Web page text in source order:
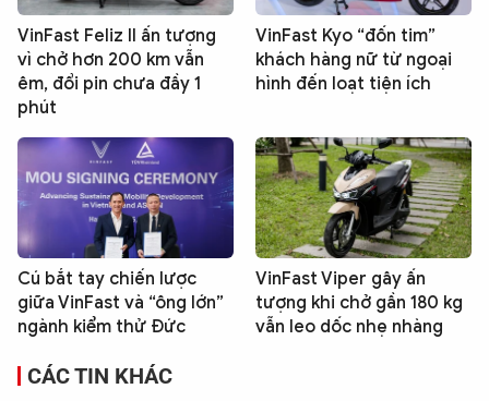
VinFast Feliz II ấn tượng
vì chở hơn 200 km vẫn
êm, đổi pin chưa đầy 1
phút
VinFast Kyo “đốn tim”
khách hàng nữ từ ngoại
hình đến loạt tiện ích
Cú bắt tay chiến lược
giữa VinFast và “ông lớn”
ngành kiểm thử Đức
VinFast Viper gây ấn
tượng khi chở gần 180 kg
vẫn leo dốc nhẹ nhàng
CÁC TIN KHÁC